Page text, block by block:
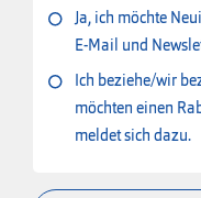
Ja, ich möchte
E-Mail und
Ich beziehe/wir
möchten einen
meldet sich dazu.